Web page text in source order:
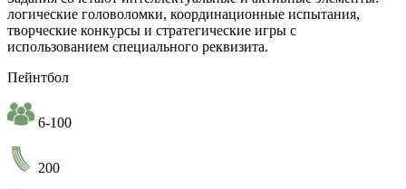
логические головоломки, координационные испытания,
творческие конкурсы и стратегические игры с
использованием специального реквизита.
Пейнтбол
6-100
200